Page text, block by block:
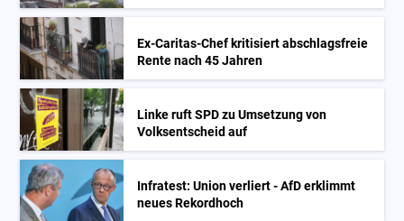
Ex-Caritas-Chef kritisiert abschlagsfreie
Rente nach 45 Jahren
Linke ruft SPD zu Umsetzung von
Volksentscheid auf
Infratest: Union verliert - AfD erklimmt
neues Rekordhoch